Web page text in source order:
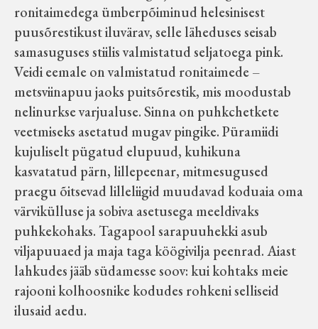
ronitaimedega ümberpõiminud helesinisest
puusõrestikust iluvärav, selle läheduses seisab
samasuguses stiilis valmistatud seljatoega pink.
Veidi eemale on valmistatud ronitaimede –
metsviinapuu jaoks puitsõrestik, mis moodustab
nelinurkse varjualuse. Sinna on puhkchetkete
veetmiseks asetatud mugav pingike. Püramiidi
kujuliselt pügatud elupuud, kuhikuna
kasvatatud pärn, lillepeenar, mitmesugused
praegu õitsevad lilleliigid muudavad koduaia oma
värvikülluse ja sobiva asetusega meeldivaks
puhkekohaks. Tagapool sarapuuhekki asub
viljapuuaed ja maja taga köögivilja peenrad. Aiast
lahkudes jääb südamesse soov: kui kohtaks meie
rajooni kolhoosnike kodudes rohkeni selliseid
ilusaid aedu.